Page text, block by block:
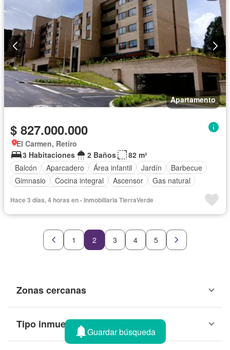
Apartamento
$ 827.000.000
El Carmen, Retiro
3 Habitaciones
2 Baños
82 m²
Balcón
Aparcadero Área infantil Jardín
Barbecue
Gimnasio
Cocina integral Ascensor
Gas natural
Hace 3 días, 4 horas en - Inmobiliaria TierraVerde
1 2 3 4 5
Zonas cercanas
Tipo inmueble
Guardar búsqueda